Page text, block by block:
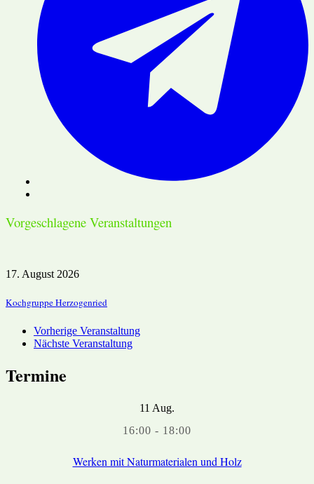
Vorgeschlagene Veranstaltungen
17. August 2026
Kochgruppe Herzogenried
Vorherige Veranstaltung
Nächste Veranstaltung
Termine
11 Aug.
16:00 - 18:00
Werken mit Naturmaterialen und Holz